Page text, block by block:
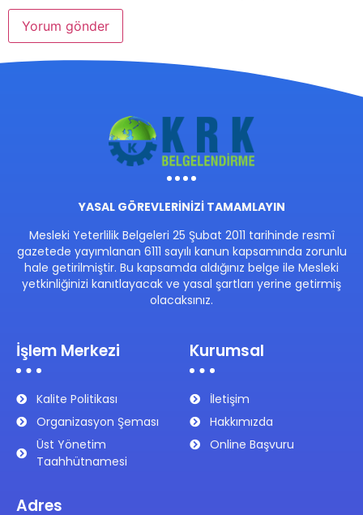
YASAL GÖREVLERİNİZİ TAMAMLAYIN
Mesleki Yeterlilik Belgeleri 25 Şubat 2011 tarihinde resmî
gazetede yayımlanan 6111 sayılı kanun kapsamında zorunlu
hale getirilmiştir. Bu kapsamda aldığınız belge ile Mesleki
yetkinliğinizi kanıtlayacak ve yasal şartları yerine getirmiş
olacaksınız.
İşlem Merkezi
Kalite Politikası
Organizasyon Şeması
Üst Yönetim
Taahhütnamesi
Kurumsal
İletişim
Hakkımızda
Online Başvuru
Adres